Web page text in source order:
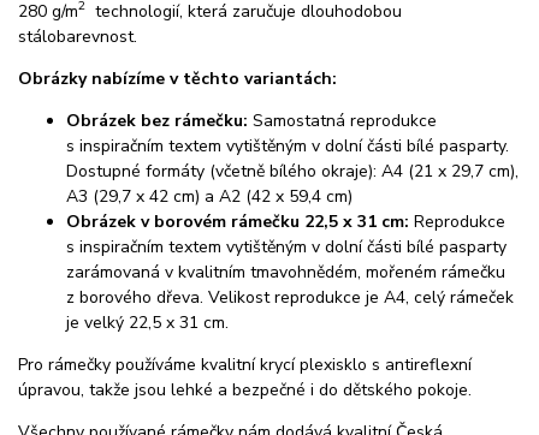
280 g/m2 technologií, která zaručuje dlouhodobou
stálobarevnost.
Obrázky nabízíme v těchto variantách:
Obrázek bez rámečku: Samostatná reprodukce
s inspiračním textem vytištěným v dolní části bílé pasparty.
Dostupné formáty (včetně bílého okraje): A4 (21 x 29,7 cm),
A3 (29,7 x 42 cm) a A2 (42 x 59,4 cm)
Obrázek v borovém rámečku 22,5 x 31 cm: Reprodukce
s inspiračním textem vytištěným v dolní části bílé pasparty
zarámovaná v kvalitním tmavohnědém, mořeném rámečku
z borového dřeva. Velikost reprodukce je A4, celý rámeček
je velký 22,5 x 31 cm.
Pro rámečky používáme kvalitní krycí plexisklo s antireflexní
úpravou, takže jsou lehké a bezpečné i do dětského pokoje.